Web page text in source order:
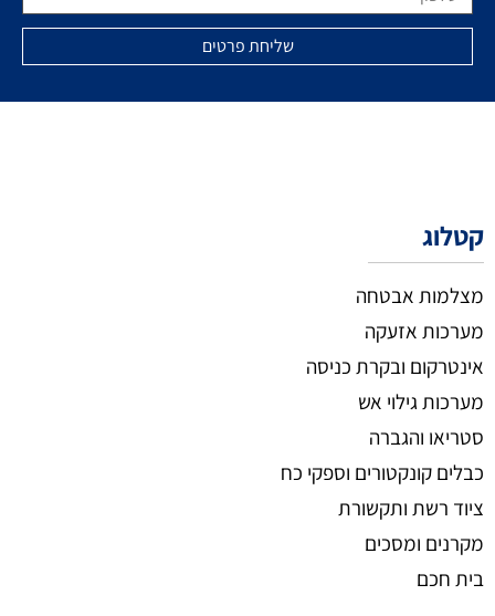
קטלוג
מצלמות אבטחה
מערכות אזעקה
אינטרקום ובקרת כניסה
מערכות גילוי אש
סטריאו והגברה
כבלים קונקטורים וספקי כח
ציוד רשת ותקשורת
מקרנים ומסכים
בית חכם